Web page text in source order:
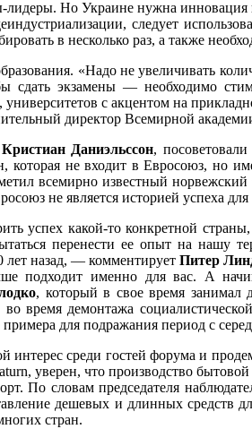
лидеры. Но Украине нужна
следует
в несколько раз, а также
«Надо не увеличивать
экзамены — необходимо
с акцентом на
директор Всемирной
Кристиан Даниэльссон,
не входит в Евросоюз, но
всемирно известный норвежский
не является историей успеха для
успех какой-то конкретной
перенести ее опыт на нашу
лет назад, — комментирует Питер
подходит именно для вас. А
, который в свое время занимал
время демонтажа
для подражания период с
среди гостей форума и
уверен, что производство
По словам председателя
дешевых и длинных средств
стран.